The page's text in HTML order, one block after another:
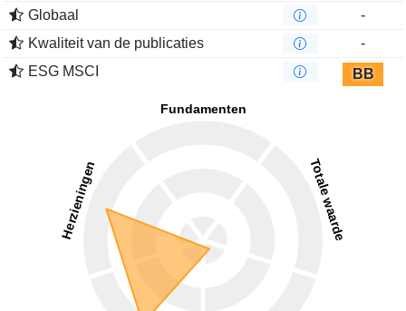
Globaal
-
Kwaliteit van de publicaties
-
ESG MSCI
BB